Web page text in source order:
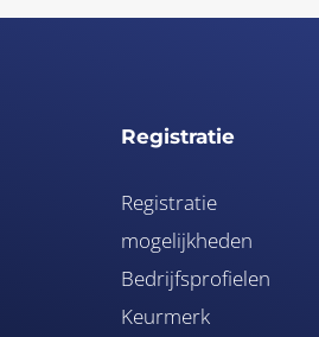
Registratie
Registratie
mogelijkheden
Bedrijfsprofielen
Keurmerk